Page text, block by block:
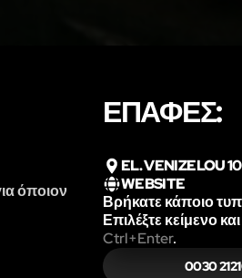
όποιον
ΕΠΑΦΈΣ:
EL. VENIZELOU
WEBSITE
Βρήκατε κάποιο
Επιλέξτε κείμενο
Ctrl+Enter.
0030